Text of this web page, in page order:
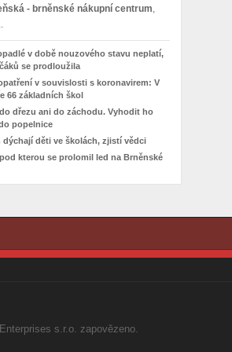
- brněnské nákupní centrum,
v době nouzového stavu neplatí,
se prodloužila
v souvislosti s koronavirem: V
66 základních škol
dřezu ani do záchodu. Vyhodit ho
popelnice
dýchají děti ve školách, zjistí vědci
kterou se prolomil led na Brněnské
s.r.o. zapovězeno.